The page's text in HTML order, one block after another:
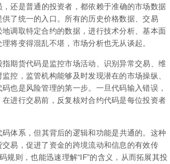
还是普通的投资者，都依赖于准确的市场数据
了统一的入口。所有的历史价格数据、交易
调取特定合约的数据，进行技术分析、基本面
将变得混乱不堪，市场分析也无从谈起。
期货代码是监控市场活动、识别异常交易、维
控，监管机构能够及时发现潜在的市场操纵、
也是风险管理的第一步。一旦代码输入错误，
进行交易前，反复核对合约代码是每位投资者
体系，但其背后的逻辑和功能是共通的。这种
易，促进了资金的跨境流动和信息的有效传
规则，也能迅速理解“IF”的含义，从而拓展其投